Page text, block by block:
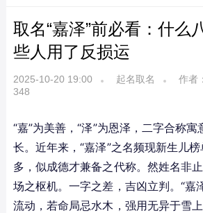
取名“嘉泽”前必看：什么
些人用了反损运
2025-10-20 19:00 起名取名 作者
348
“嘉”为美善，“泽”为恩泽，二字合称
长。近年来，“嘉泽”之名频现新生儿
多，似成德才兼备之代称。然姓名非
场之枢机。一字之差，吉凶立判。“嘉
流动，若命局忌水木，强用无异于雪